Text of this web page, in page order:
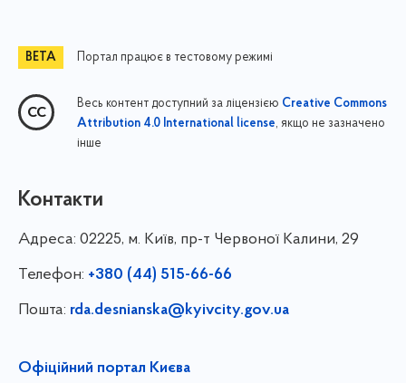
Портал працює в тестовому режимі
Весь контент доступний за ліцензією Creative Commons
Attribution 4.0 International license, якщо не зазначено
інше
Контакти
Адреса: 02225, м. Київ, пр-т Червоної Калини, 29
Телефон: +380 (44) 515-66-66
Пошта: rda.desnianska@kyivcity.gov.ua
Офіційний портал Києва